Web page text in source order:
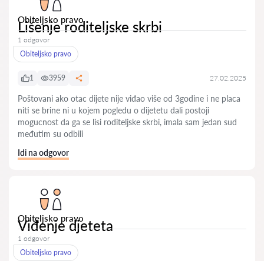
Obiteljsko pravo
Lišenje roditeljske skrbi
1 odgovor
Obiteljsko pravo
1 3959 27.02.2025
Poštovani ako otac dijete nije viđao više od 3godine i ne placa
niti se brine ni u kojem pogledu o dijetetu dali postoji
mogucnost da ga se lisi roditeljske skrbi, imala sam jedan sud
međutim su odbili
Idi na odgovor
Obiteljsko pravo
Viđenje djeteta
1 odgovor
Obiteljsko pravo